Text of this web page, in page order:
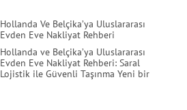
Hollanda Ve Belçika’ya Uluslararası
Evden Eve Nakliyat Rehberi
Hollanda ve Belçika’ya Uluslararası
Evden Eve Nakliyat Rehberi: Saral
Lojistik ile Güvenli Taşınma Yeni bir